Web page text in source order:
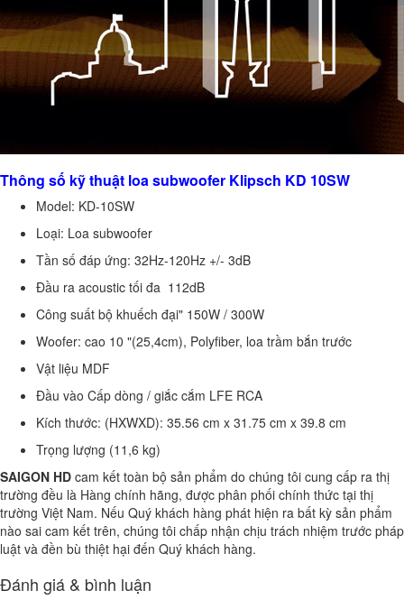
Thông số kỹ thuật loa subwoofer Klipsch KD 10SW
Model: KD-10SW
Loại: Loa subwoofer
Tần số đáp ứng: 32Hz-120Hz +/- 3dB
Đầu ra acoustic tối đa 112dB
Công suất bộ khuếch đại" 150W / 300W
Woofer: cao 10 "(25,4cm), Polyfiber, loa trầm bắn trước
Vật liệu MDF
Đầu vào Cấp dòng / giắc cắm LFE RCA
Kích thước: (HXWXD): 35.56 cm x 31.75 cm x 39.8 cm
Trọng lượng (11,6 kg)
SAIGON HD cam kết toàn bộ sản phẩm do chúng tôi cung cấp ra thị
trường đều là Hàng chính hãng, được phân phối chính thức tại thị
trường Việt Nam. Nếu Quý khách hàng phát hiện ra bất kỳ sản phẩm
nào sai cam kết trên, chúng tôi chấp nhận chịu trách nhiệm trước pháp
luật và đền bù thiệt hại đến Quý khách hàng.
Đánh giá & bình luận